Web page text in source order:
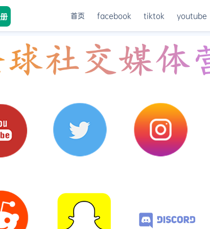
首页 facebook tiktok youtube